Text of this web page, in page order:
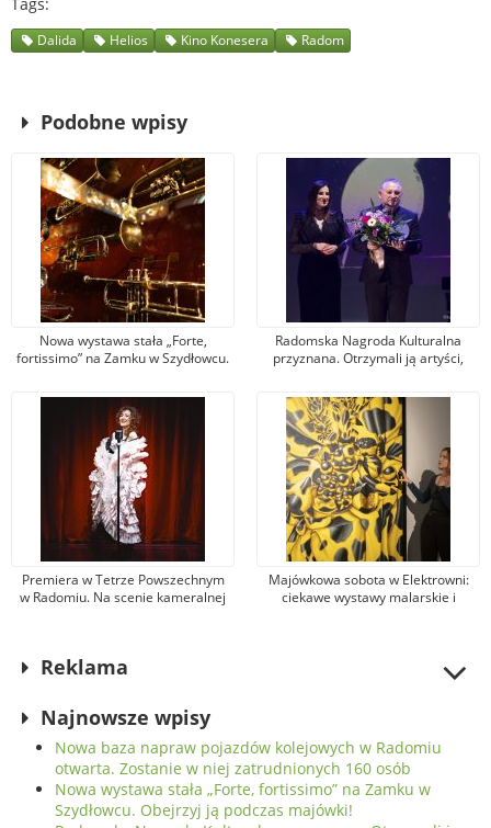
Dalida Helios Kino Konesera Radom
Podobne wpisy
Nowa wystawa stała „Forte,
fortissimo” na Zamku w Szydłowcu.
Radomska Nagroda Kulturalna
przyznana. Otrzymali ją artyści,
organizatorzy wydarzeń
Premiera w Tetrze Powszechnym
w Radomiu. Na scenie kameralnej
Majówkowa sobota w Elektrowni:
ciekawe wystawy malarskie i
Reklama
Najnowsze wpisy
Nowa baza napraw pojazdów kolejowych w Radomiu
otwarta. Zostanie w niej zatrudnionych 160 osób
Nowa wystawa stała „Forte, fortissimo” na Zamku w
Szydłowcu. Obejrzyj ją podczas majówki!